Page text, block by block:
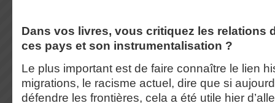
Dans vos livres, vous critiquez les relations
ces pays et son instrumentalisation ?
Le plus important est de faire connaître le lien
migrations, le racisme actuel, dire que si
défendre les frontières, cela a été utile hier